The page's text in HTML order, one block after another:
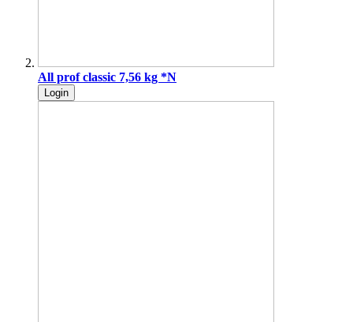
All prof classic 7,56 kg *N
Login